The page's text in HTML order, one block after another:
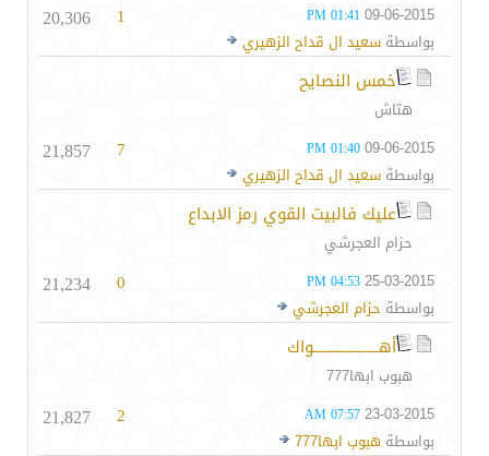
09-06-2015
01:41 PM
بواسطة سعيد ال قداح الزهيري
1
20,306
خمس النصايح
هتاش
09-06-2015
01:40 PM
بواسطة سعيد ال قداح الزهيري
7
21,857
عليك فالبيت القوي رمز الابداع
حزام العجرشي
25-03-2015
04:53 PM
بواسطة حزام العجرشي
0
21,234
أهــــــــــــــــــــواك
هبوب ابها777
23-03-2015
07:57 AM
بواسطة هبوب ابها777
2
21,827